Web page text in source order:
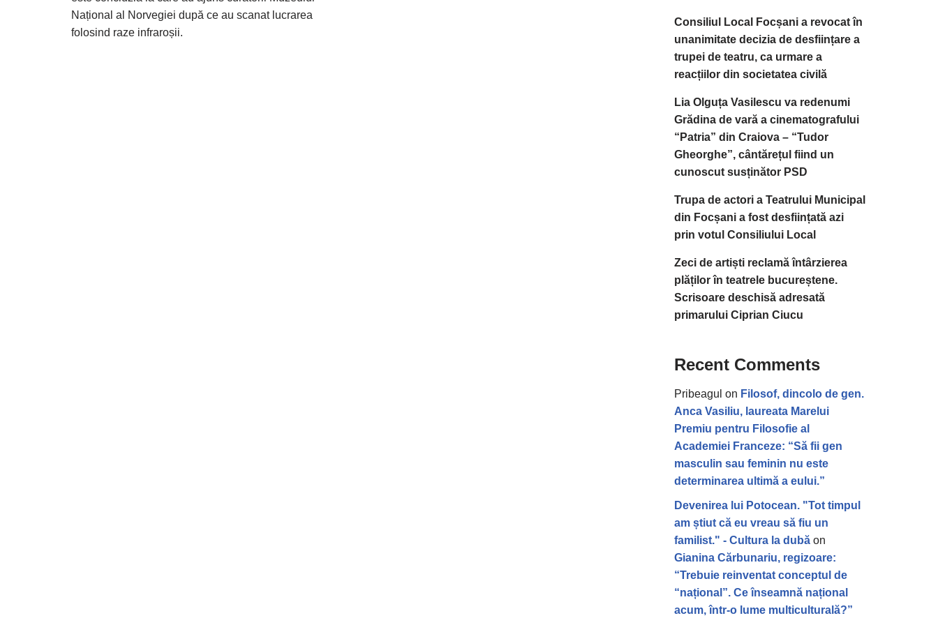
Național al Norvegiei după ce au scanat lucrarea
folosind raze infraroșii.
Consiliul Local Focșani a revocat în
unanimitate decizia de desființare a
trupei de teatru, ca urmare a
reacțiilor din societatea civilă
Lia Olguța Vasilescu va redenumi
Grădina de vară a cinematografului
“Patria” din Craiova – “Tudor
Gheorghe”, cântărețul fiind un
cunoscut susținător PSD
Trupa de actori a Teatrului Municipal
din Focșani a fost desființată azi
prin votul Consiliului Local
Zeci de artiști reclamă întârzierea
plăților în teatrele bucureștene.
Scrisoare deschisă adresată
primarului Ciprian Ciucu
Recent Comments
Pribeagul on Filosof, dincolo de gen.
Anca Vasiliu, laureata Marelui
Premiu pentru Filosofie al
Academiei Franceze: “Să fii gen
masculin sau feminin nu este
determinarea ultimă a eului.”
Devenirea lui Potocean. "Tot timpul
am știut că eu vreau să fiu un
familist." - Cultura la dubă on
Gianina Cărbunariu, regizoare:
“Trebuie reinventat conceptul de
“național”. Ce înseamnă național
acum, într-o lume multiculturală?”